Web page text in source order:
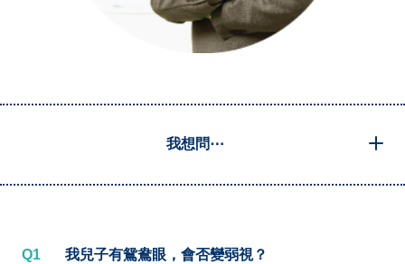
我想問⋯
Q1 我兒子有鴛鴦眼，會否變弱視？